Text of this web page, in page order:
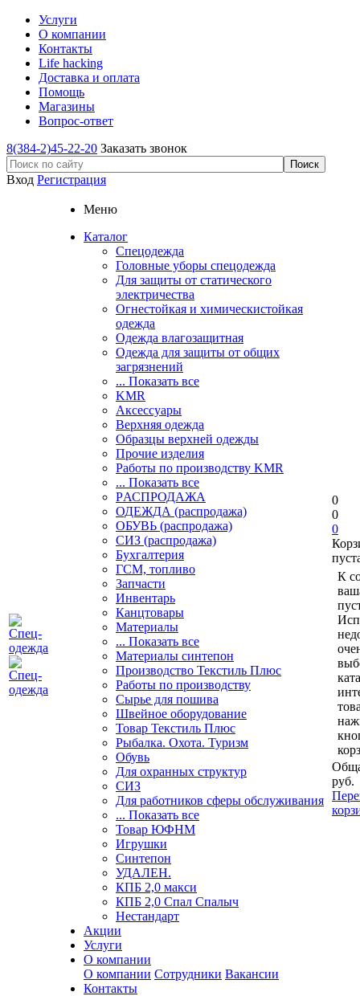
Услуги
О компании
Контакты
Life hacking
Доставка и оплата
Помощь
Магазины
Вопрос-ответ
8(384-2)45-22-20 Заказать звонок
Вход Регистрация
Меню
Каталог
Спецодежда
Головные уборы спецодежда
Для защиты от статического
электричества
Огнестойкая и химическистойкая
одежда
Одежда влагозащитная
Одежда для защиты от общих
загрязнений
... Показать все
KMR
Аксессуары
Верхняя одежда
Образцы верхней одежды
Прочие изделия
Работы по производству KMR
... Показать все
PАСПРОДАЖА
ОДЕЖДА (распродажа)
ОБУВЬ (распродажа)
СИЗ (распродажа)
Бухгалтерия
ГСМ, топливо
Запчасти
Инвентарь
Канцтовары
Материалы
... Показать все
Материалы синтепон
Производство Текстиль Плюс
Работы по производству
Сырье для пошива
Швейное оборудование
Товар Текстиль Плюс
Рыбалка. Охота. Туризм
Обувь
Для охранных структур
СИЗ
Для работников сферы обслуживания
... Показать все
Товар ЮФНМ
Игрушки
Синтепон
УДАЛЕН.
КПБ 2,0 макси
КПБ 2,0 Спал Спалыч
Нестандарт
Акции
Услуги
О компании
О компании Сотрудники Вакансии
Контакты
0
0
0
К
руб.